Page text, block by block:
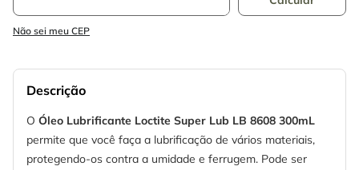
Não sei meu CEP
Descrição
O Óleo Lubrificante Loctite Super Lub LB 8608 300mL
permite que você faça a lubrificação de vários materiais,
protegendo-os contra a umidade e ferrugem. Pode ser